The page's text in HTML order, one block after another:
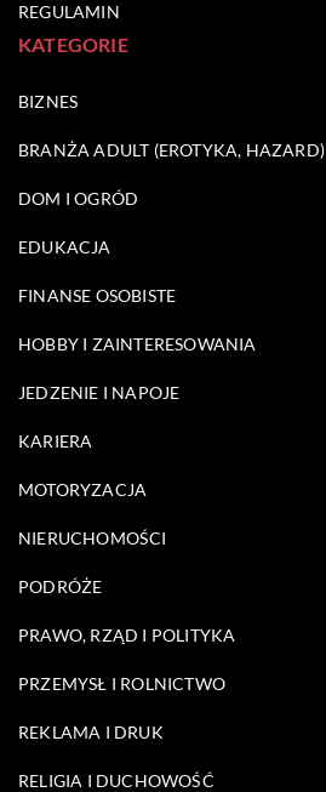
REGULAMIN
KATEGORIE
BIZNES
BRANŻA ADULT (EROTYKA, HAZARD)
DOM I OGRÓD
EDUKACJA
FINANSE OSOBISTE
HOBBY I ZAINTERESOWANIA
JEDZENIE I NAPOJE
KARIERA
MOTORYZACJA
NIERUCHOMOŚCI
PODRÓŻE
PRAWO, RZĄD I POLITYKA
PRZEMYSŁ I ROLNICTWO
REKLAMA I DRUK
RELIGIA I DUCHOWOŚĆ